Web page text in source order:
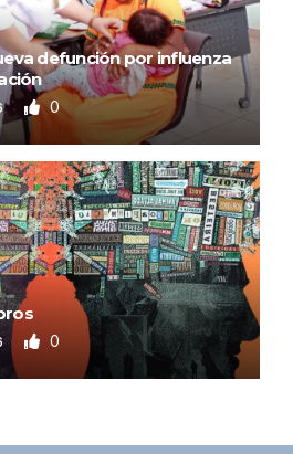
defunción por influenza
0
0